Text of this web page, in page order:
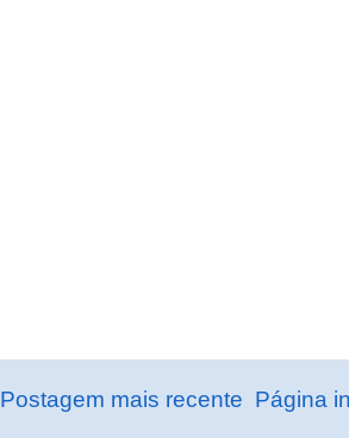
Postagem mais recente Página